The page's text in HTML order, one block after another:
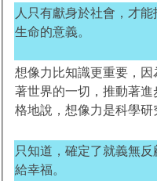
人只有獻身於社會，才
生命的意義。
想像力比知識更重要，
著世界的一切，推動著
格地說，想像力是科學研
只知道，確定了就義無
給幸福。